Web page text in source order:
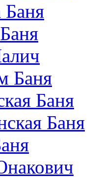
Баня
Баня
Баня